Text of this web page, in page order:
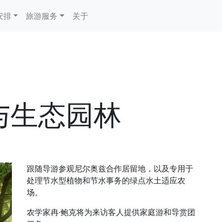
排 旅游服务 关于
态园林
跟随导游参观尼尔奥兹合作居留地，以及专用于
处理节水型植物和节水事务的绿点水土适应农
场。
农学家冉·鲍克将为来访客人提供家庭游和导赏团